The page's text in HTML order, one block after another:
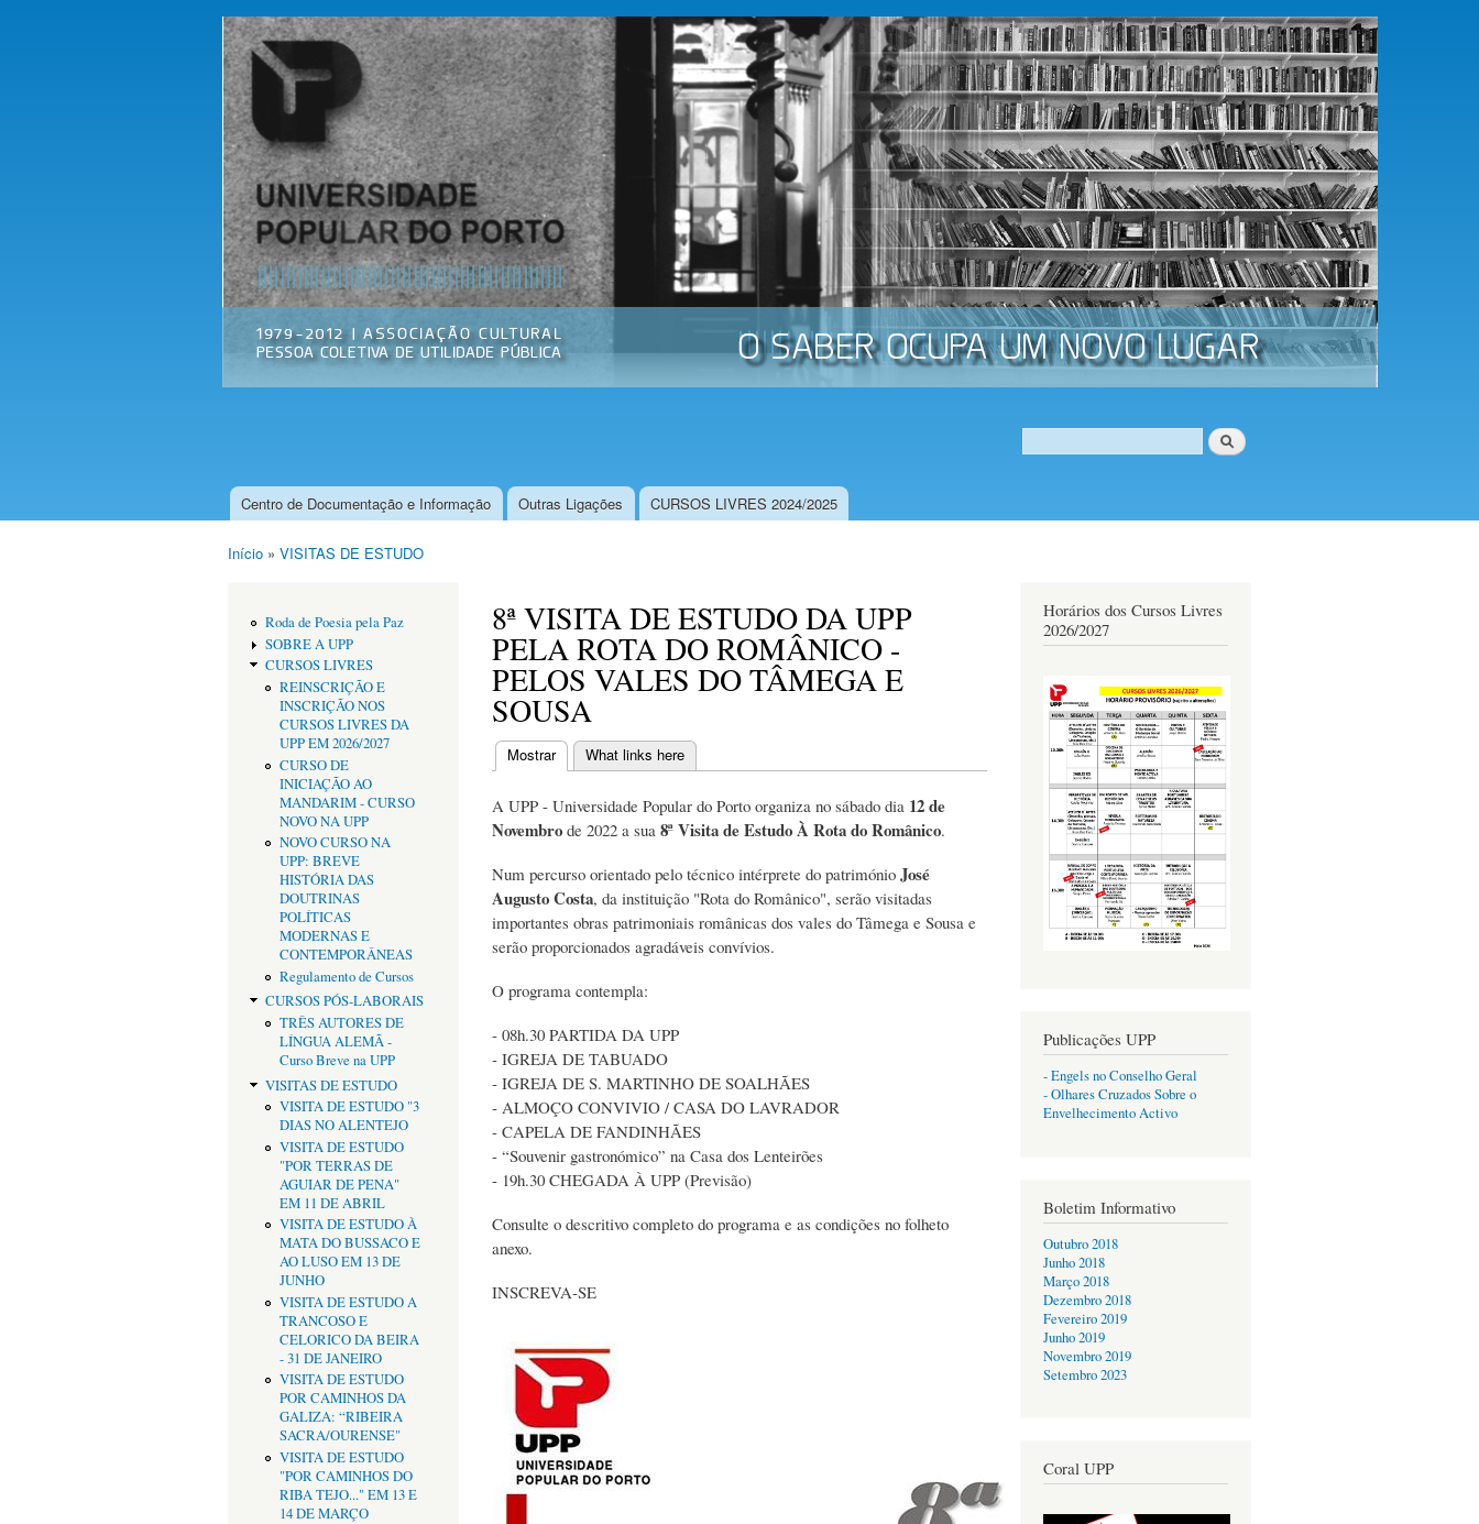
Passar
para o
conteúdo
principal
Universidade
Popular do
Porto
Associação
Cultural
Formulário de procura
Procurar
Menu principal
Centro de Documentação e Informação Outras Ligações CURSOS LIVRES 2024/2025
Início » VISITAS DE ESTUDO
Roda de Poesia pela Paz
SOBRE A UPP
CURSOS LIVRES
REINSCRIÇÃO E
INSCRIÇÃO NOS
CURSOS LIVRES DA
UPP EM 2026/2027
CURSO DE
INICIAÇÃO AO
MANDARIM - CURSO
NOVO NA UPP
NOVO CURSO NA
UPP: BREVE
HISTÓRIA DAS
DOUTRINAS
POLÍTICAS
MODERNAS E
CONTEMPORÂNEAS
Regulamento de Cursos
CURSOS PÓS-LABORAIS
TRÊS AUTORES DE
LÍNGUA ALEMÃ -
Curso Breve na UPP
VISITAS DE ESTUDO
VISITA DE ESTUDO "3
DIAS NO ALENTEJO
VISITA DE ESTUDO
"POR TERRAS DE
AGUIAR DE PENA"
EM 11 DE ABRIL
VISITA DE ESTUDO À
MATA DO BUSSACO E
AO LUSO EM 13 DE
JUNHO
VISITA DE ESTUDO A
TRANCOSO E
CELORICO DA BEIRA
- 31 DE JANEIRO
VISITA DE ESTUDO
POR CAMINHOS DA
GALIZA: “RIBEIRA
SACRA/OURENSE"
VISITA DE ESTUDO
"POR CAMINHOS DO
RIBA TEJO..." EM 13 E
14 DE MARÇO
8ª VISITA DE ESTUDO DA UPP
PELA ROTA DO ROMÂNICO -
PELOS VALES DO TÂMEGA E
SOUSA
Separadores primários
Mostrar(separador ativo)
What links here
A UPP - Universidade Popular do Porto organiza no sábado dia 12 de
Novembro de 2022 a sua 8ª Visita de Estudo À Rota do Românico.
Num percurso orientado pelo técnico intérprete do património José
Augusto Costa, da instituição "Rota do Românico", serão visitadas
importantes obras patrimoniais românicas dos vales do Tâmega e Sousa e
serão proporcionados agradáveis convívios.
O programa contempla:
- 08h.30 PARTIDA DA UPP
- IGREJA DE TABUADO
- IGREJA DE S. MARTINHO DE SOALHÃES
- ALMOÇO CONVIVIO / CASA DO LAVRADOR
- CAPELA DE FANDINHÃES
- “Souvenir gastronómico” na Casa dos Lenteirões
- 19h.30 CHEGADA À UPP (Previsão)
Consulte o descritivo completo do programa e as condições no folheto
anexo.
INSCREVA-SE
Horários dos Cursos Livres
2026/2027
Publicações UPP
- Engels no Conselho Geral
- Olhares Cruzados Sobre o
Envelhecimento Activo
Boletim Informativo
Outubro 2018
Junho 2018
Março 2018
Dezembro 2018
Fevereiro 2019
Junho 2019
Novembro 2019
Setembro 2023
Coral UPP